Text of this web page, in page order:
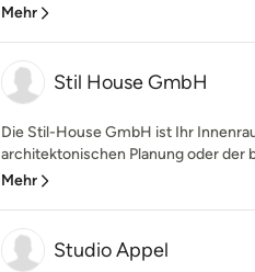
Mehr
Stil House GmbH
Die Stil-House GmbH ist Ihr
architektonischen Planung oder der
Mehr
Studio Appel